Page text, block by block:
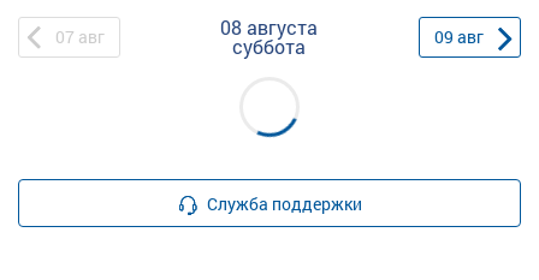
07 авг 08 августа
суббота 09 авг
Служба поддержки